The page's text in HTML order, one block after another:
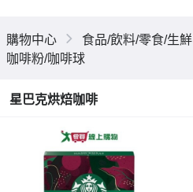
購物中心 食品/飲料/零食/生鮮
咖啡粉/咖啡球
星巴克烘焙咖啡